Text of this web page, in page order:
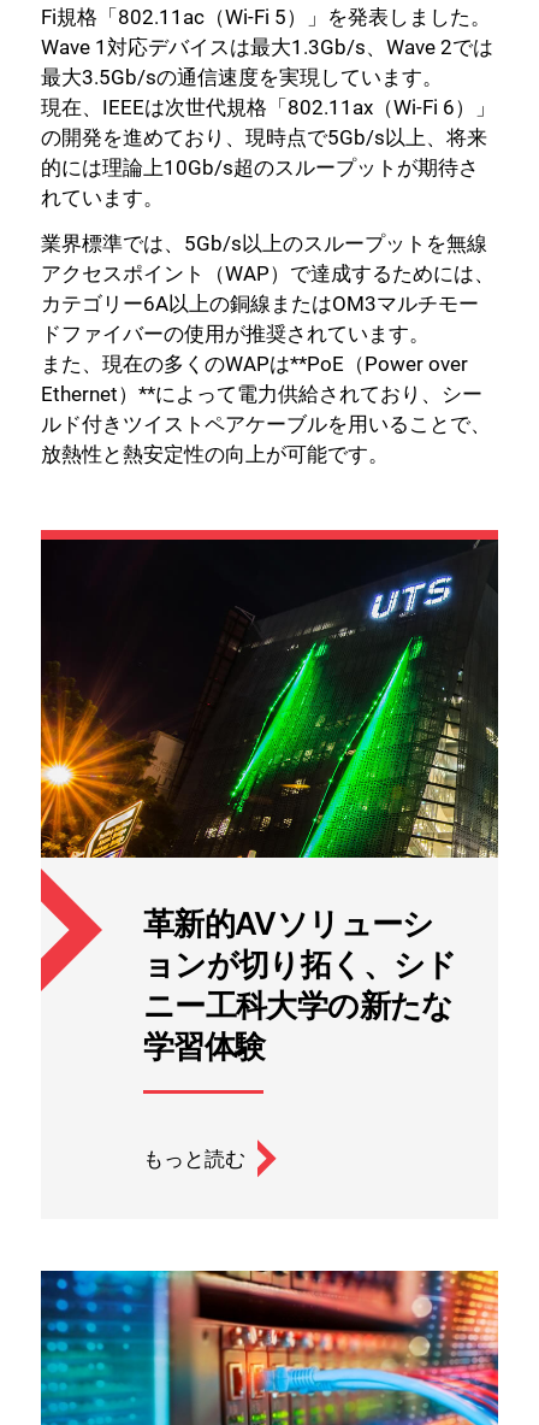
Fi規格「802.11ac（Wi-Fi 5）」を発表しました。
Wave 1対応デバイスは最大1.3Gb/s、Wave 2では
最大3.5Gb/sの通信速度を実現しています。
現在、IEEEは次世代規格「802.11ax（Wi-Fi 6）」
の開発を進めており、現時点で5Gb/s以上、将来
的には理論上10Gb/s超のスループットが期待さ
れています。
業界標準では、5Gb/s以上のスループットを無線
アクセスポイント（WAP）で達成するためには、
カテゴリー6A以上の銅線またはOM3マルチモー
ドファイバーの使用が推奨されています。
また、現在の多くのWAPは**PoE（Power over
Ethernet）**によって電力供給されており、シー
ルド付きツイストペアケーブルを用いることで、
放熱性と熱安定性の向上が可能です。
革新的AVソリューシ
ョンが切り拓く、シド
ニー工科大学の新たな
学習体験
もっと読む